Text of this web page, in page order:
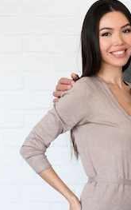
La
migliori lavori.
creativi,
Italiano